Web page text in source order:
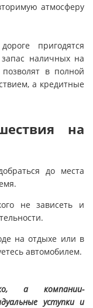
атмосферу
пригодятся
наличных на
в полной
а кредитные
на
до места
не зависеть и
на отдыхе или в
автомобилем.
а компании-
уступки и